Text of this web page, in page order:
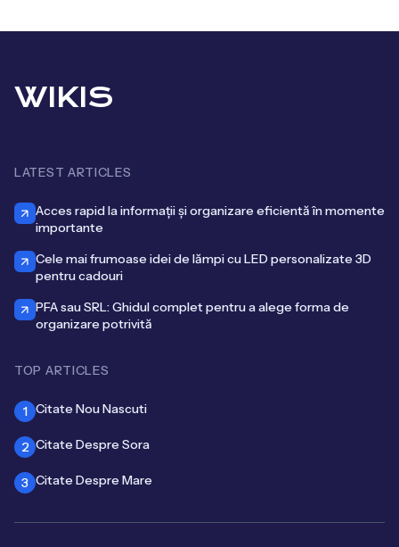
WIKIS
LATEST ARTICLES
Acces rapid la informații și organizare eficientă în momente
importante
Cele mai frumoase idei de lămpi cu LED personalizate 3D
pentru cadouri
PFA sau SRL: Ghidul complet pentru a alege forma de
organizare potrivită
TOP ARTICLES
1 Citate Nou Nascuti
2 Citate Despre Sora
3 Citate Despre Mare